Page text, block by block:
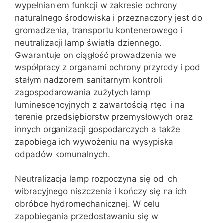
wypełnianiem funkcji w zakresie ochrony
naturalnego środowiska i przeznaczony jest do
gromadzenia, transportu kontenerowego i
neutralizacji lamp światła dziennego.
Gwarantuje on ciągłość prowadzenia we
współpracy z organami ochrony przyrody i pod
stałym nadzorem sanitarnym kontroli
zagospodarowania zużytych lamp
luminescencyjnych z zawartością rtęci i na
terenie przedsiębiorstw przemysłowych oraz
innych organizacji gospodarczych a także
zapobiega ich wywożeniu na wysypiska
odpadów komunalnych.
Neutralizacja lamp rozpoczyna się od ich
wibracyjnego niszczenia i kończy się na ich
obróbce hydromechanicznej. W celu
zapobiegania przedostawaniu się w